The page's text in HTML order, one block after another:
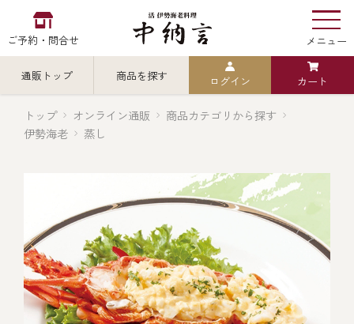
ご予約・問合せ メニュー
中納言の お食い初め
中納言の伊勢海老
用途・シーン
レストラン
通販トップ 商品を探す
カテゴリから探す 全ての商品を見る
伊勢海老
全ての商品を見る
ごちそう重
ログイン カート
トップ オンライン通販
商品カテゴリから探す
伊勢海老
蒸し